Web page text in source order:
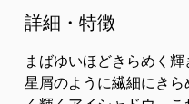
詳細・特徴
まばゆいほどきらめく輝
星屑のように繊細にき